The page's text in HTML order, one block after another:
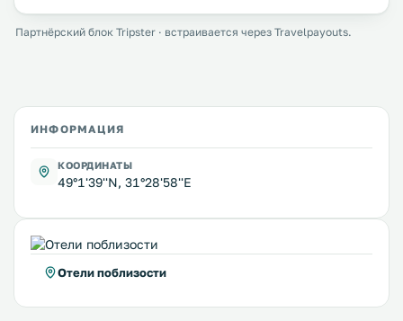
Партнёрский блок Tripster · встраивается через Travelpayouts.
ИНФОРМАЦИЯ
КООРДИНАТЫ
49°1'39''N, 31°28'58''E
Отели поблизости